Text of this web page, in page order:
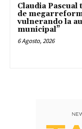
Claudia
de
vulnerando la
municipal”
6 Agosto, 2026